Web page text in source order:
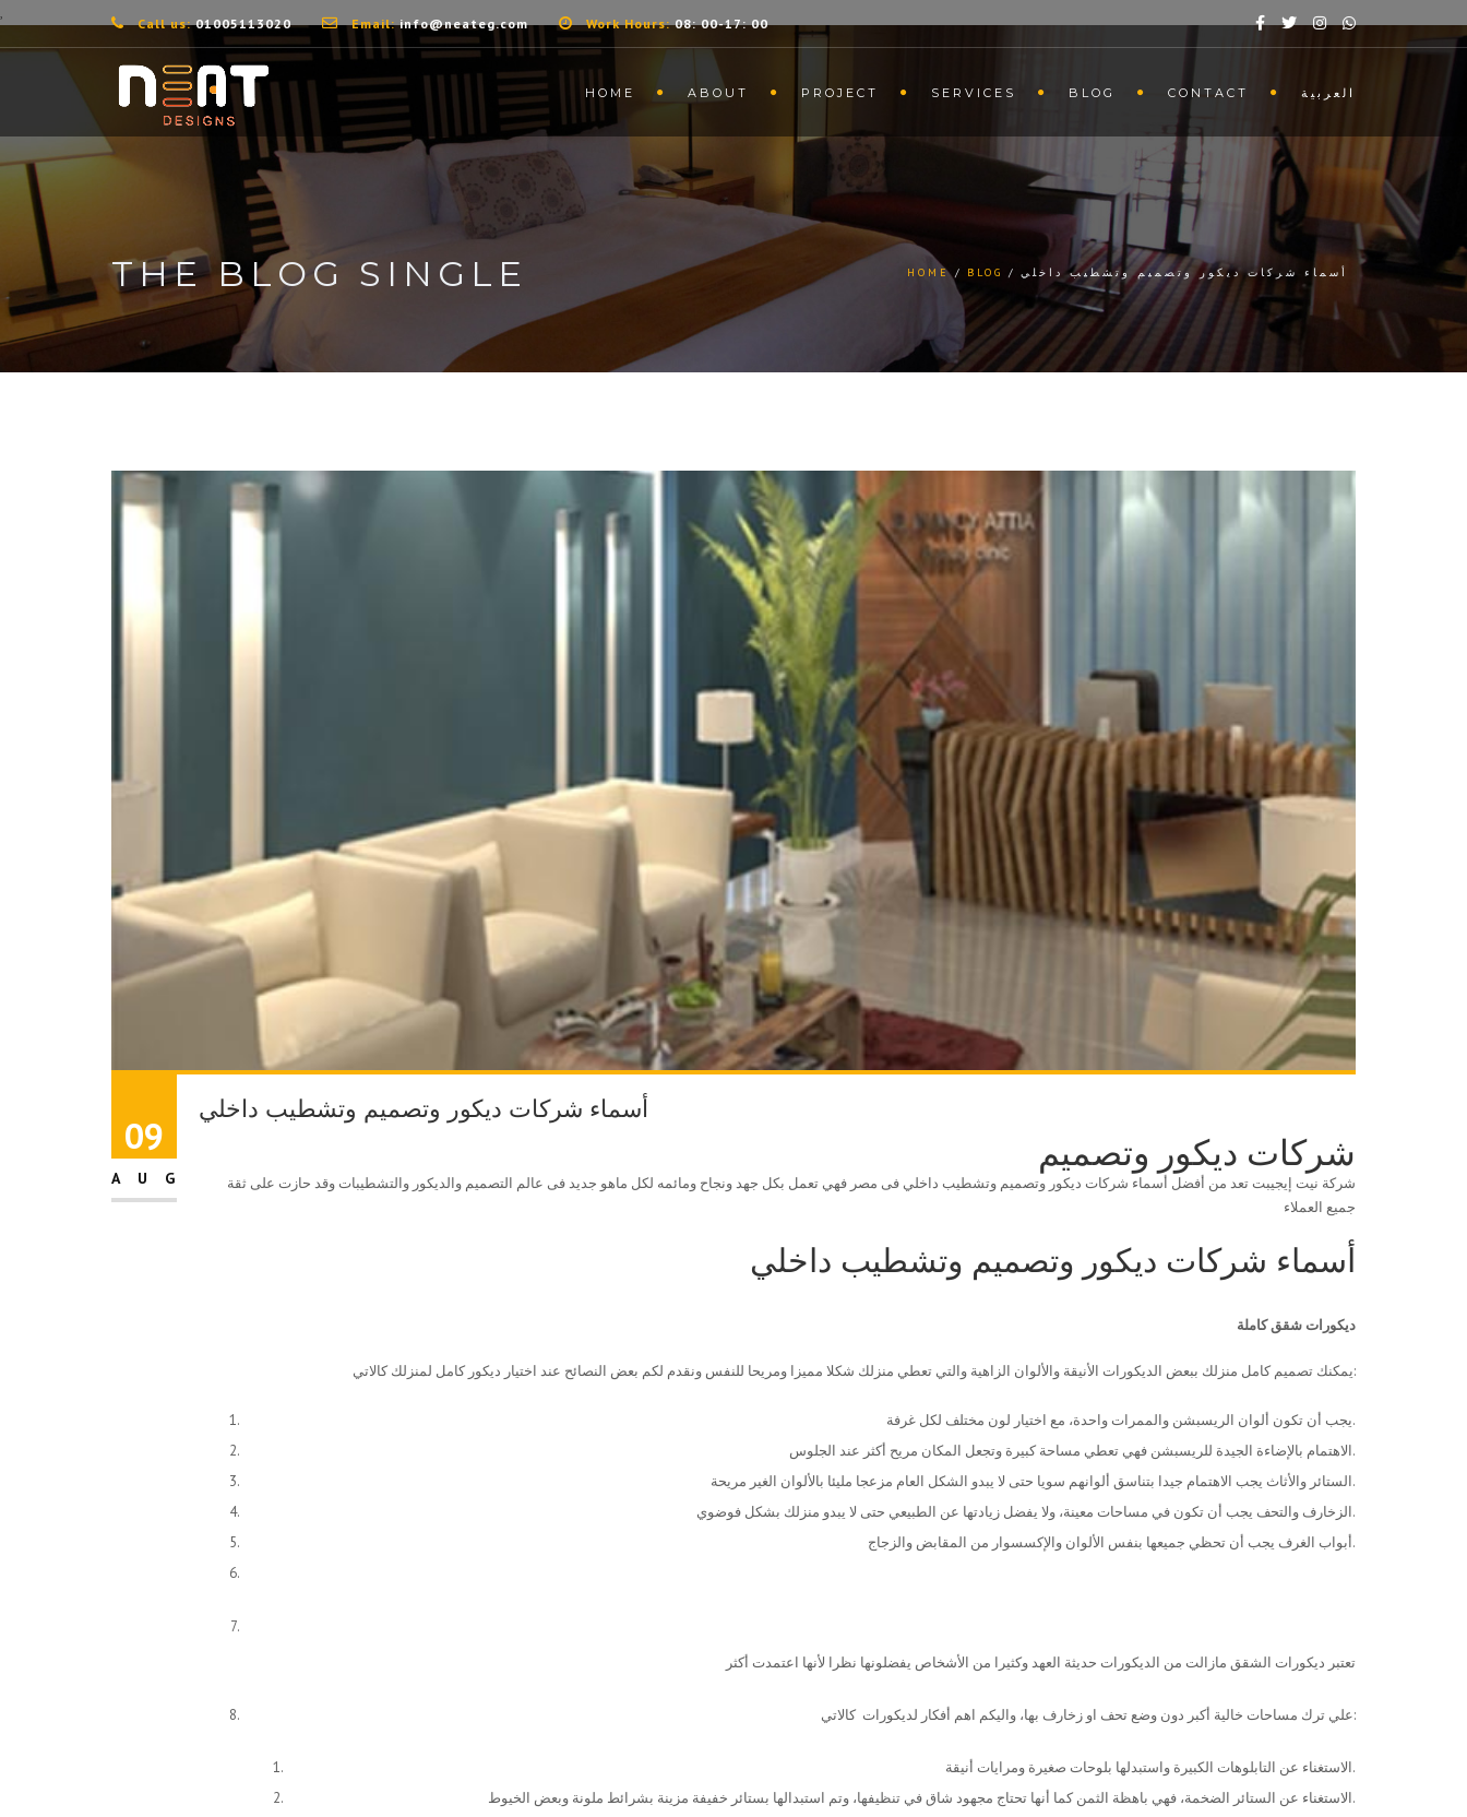
,
Call us:01005113020 Email:info@neateg.com Work Hours:08: 00-17: 00
HOME ABOUT PROJECT SERVICES BLOG CONTACT العربية
THE BLOG SINGLE HOME BLOG أسماء شركات ديكور وتصميم وتشطيب داخلي
09
AUG
أسماء شركات ديكور وتصميم وتشطيب داخلي
شركات ديكور وتصميم
شركة نيت إيجيبت تعد من أفضل أسماء شركات ديكور وتصميم وتشطيب داخلي فى مصر فهي تعمل بكل جهد ونجاح ومائمه لكل ماهو جديد فى عالم التصميم والديكور والتشطيبات وقد حازت على ثقة
جميع العملاء
أسماء شركات ديكور وتصميم وتشطيب داخلي
ديكورات شقق كاملة
يمكنك تصميم كامل منزلك ببعض الديكورات الأنيقة والألوان الزاهية والتي تعطي منزلك شكلا مميزا ومريحا للنفس ونقدم لكم بعض النصائح عند اختيار ديكور كامل لمنزلك كالاتي:
يجب أن تكون ألوان الريسبشن والممرات واحدة، مع اختيار لون مختلف لكل غرفة.
الاهتمام بالإضاءة الجيدة للريسبشن فهي تعطي مساحة كبيرة وتجعل المكان مريح أكثر عند الجلوس.
الستائر والأثاث يجب الاهتمام جيدا بتناسق ألوانهم سويا حتى لا يبدو الشكل العام مزعجا مليئا بالألوان الغير مريحة.
الزخارف والتحف يجب أن تكون في مساحات معينة، ولا يفضل زيادتها عن الطبيعي حتى لا يبدو منزلك بشكل فوضوي.
أبواب الغرف يجب أن تحظي جميعها بنفس الألوان والإكسسوار من المقابض والزجاج.
تعتبر ديكورات الشقق مازالت من الديكورات حديثة العهد وكثيرا من الأشخاص يفضلونها نظرا لأنها اعتمدت أكثر
علي ترك مساحات خالية أكبر دون وضع تحف او زخارف بها، واليكم اهم أفكار لديكورات كالاتي:
الاستغناء عن التابلوهات الكبيرة واستبدلها بلوحات صغيرة ومرايات أنيقة.
الاستغناء عن الستائر الضخمة، فهي باهظة الثمن كما أنها تحتاج مجهود شاق في تنظيفها، وتم استبدالها بستائر خفيفة مزينة بشرائط ملونة وبعض الخيوط.